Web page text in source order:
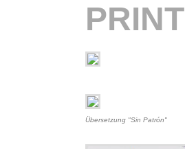
PRINT
Übersetzung "Sin Patrón"